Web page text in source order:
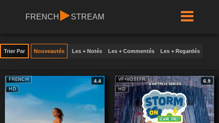
FRENCH STREAM
Trier Par Nouveautés Les + Notés Les + Commentés Les + Regardés
HD
FRENCH 4.4
HD
VF+VOSTFR 6.9